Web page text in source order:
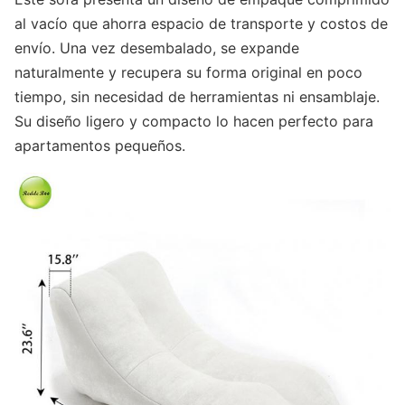
al vacío que ahorra espacio de transporte y costos de
envío. Una vez desembalado, se expande
naturalmente y recupera su forma original en poco
tiempo, sin necesidad de herramientas ni ensamblaje.
Su diseño ligero y compacto lo hacen perfecto para
apartamentos pequeños.